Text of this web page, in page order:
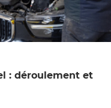
: déroulement et